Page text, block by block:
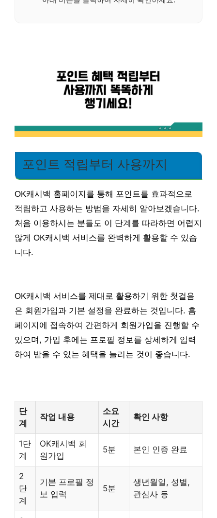
포인트 적립부터 사용까지
OK캐시백 홈페이지를 통해 포인트를 효과적으로
적립하고 사용하는 방법을 자세히 알아보겠습니다.
처음 이용하시는 분들도 이 단계를 따라하면 어렵지
않게 OK캐시백 서비스를 완벽하게 활용할 수 있습
니다.
OK캐시백 서비스를 제대로 활용하기 위한 첫걸음
은 회원가입과 기본 설정을 완료하는 것입니다. 홈
페이지에 접속하여 간편하게 회원가입을 진행할 수
있으며, 가입 후에는 프로필 정보를 상세하게 입력
하여 받을 수 있는 혜택을 늘리는 것이 좋습니다.
단
계
작업 내용
소요
시간
확인 사항
1단
계
OK캐시백 회
원가입
5분 본인 인증 완료
2
단
계
기본 프로필 정
보 입력
5분
생년월일, 성별,
관심사 등